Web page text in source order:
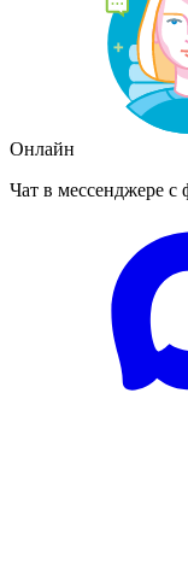
Онлайн
Чат в мессенджере с